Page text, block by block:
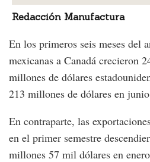
Redacción Manufactura
En los primeros seis meses del
mexicanas a Canadá crecieron
millones de dólares
213 millones de dólares en
En contraparte, las
en el primer semestre
millones 57 mil dólares en